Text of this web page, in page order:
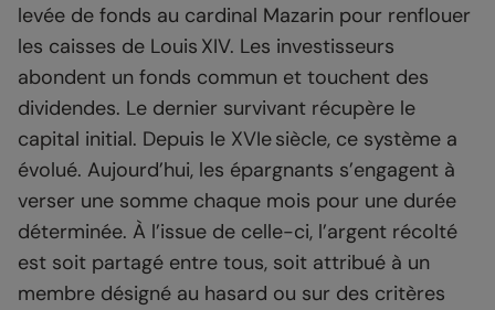
levée de fonds au cardinal Mazarin pour renflouer
les caisses de Louis XIV. Les investisseurs
abondent un fonds commun et touchent des
dividendes. Le dernier survivant récupère le
capital initial. Depuis le XVIe siècle, ce système a
évolué. Aujourd’hui, les épargnants s’engagent à
verser une somme chaque mois pour une durée
déterminée. À l’issue de celle-ci, l’argent récolté
est soit partagé entre tous, soit attribué à un
membre désigné au hasard ou sur des critères